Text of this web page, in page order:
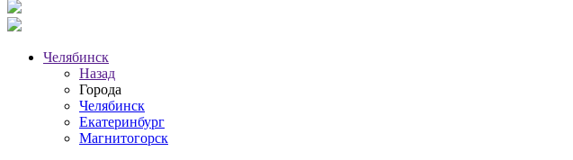
Челябинск
Назад
Города
Челябинск
Екатеринбург
Магнитогорск